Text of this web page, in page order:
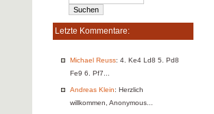
Letzte Kommentare:
Michael Reuss: 4. Ke4 Ld8 5. Pd8
Fe9 6. Pf7...
Andreas Klein: Herzlich
willkommen, Anonymous...